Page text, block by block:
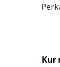
Kur